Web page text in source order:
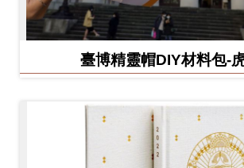
臺博精靈帽DIY材料包-